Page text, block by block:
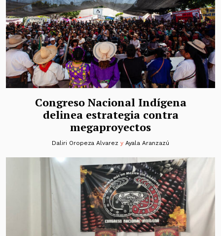
Congreso Nacional Indígena
delinea estrategia contra
megaproyectos
Daliri Oropeza Alvarez y Ayala Aranzazú